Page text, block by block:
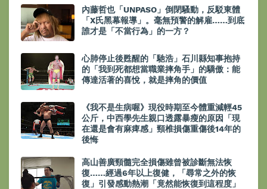
內藤哲也「UNPASO」倒閉騷動，反駁東體
「X氏黑幕報導」。毫無預警的解雇……到底
誰才是「不當行為」的一方？
心肺停止後甦醒的「馳浩」石川縣知事抱持
的「我到死都想當職業摔角手」的驕傲：能
傳達活著的喜悅，就是摔角的價值
《我不是生病喔》現役時期至今體重減輕45
公斤，中西學先生親口透露暴瘦的原因「現
在還是會有麻痺感」頸椎損傷重傷後14年的
後悔
高山善廣頸髓完全損傷雖曾被診斷無法恢
復……經過6年以上復健，「尋常之外的恢
復」引發感動熱潮「竟然能恢復到這程度」